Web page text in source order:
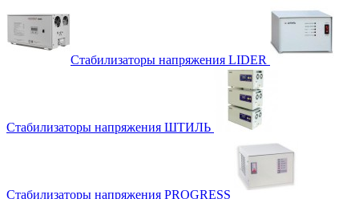
Стабилизаторы напряжения LIDER
Стабилизаторы напряжения ШТИЛЬ
Стабилизаторы напряжения PROGRESS